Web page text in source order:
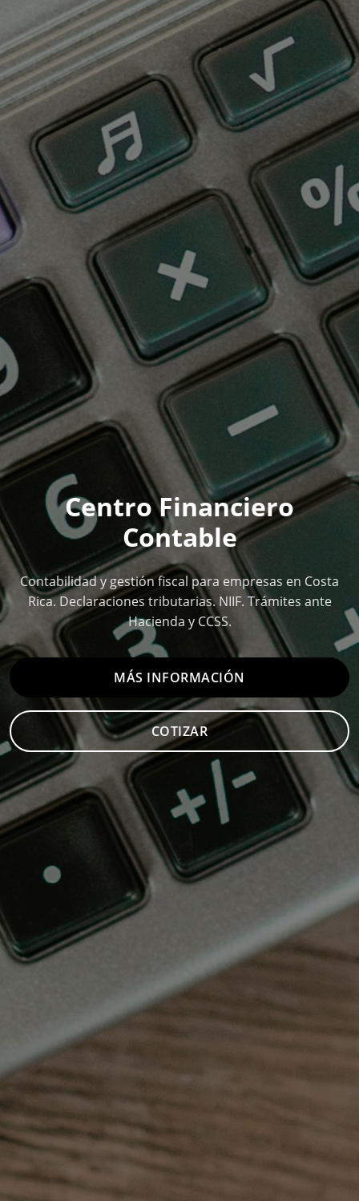
Centro Financiero
Contable
Contabilidad y gestión fiscal para empresas en Costa
Rica. Declaraciones tributarias. NIIF. Trámites ante
Hacienda y CCSS.
MÁS INFORMACIÓN
COTIZAR